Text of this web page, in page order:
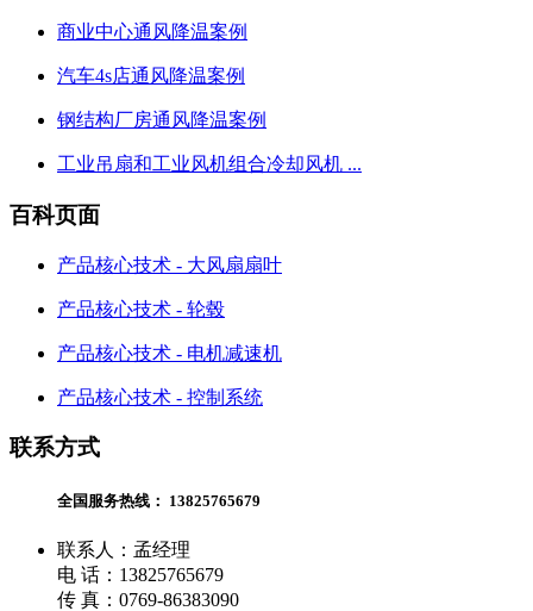
商业中心通风降温案例
汽车4s店通风降温案例
钢结构厂房通风降温案例
工业吊扇和工业风机组合冷却风机 ...
百科页面
产品核心技术 - 大风扇扇叶
产品核心技术 - 轮毂
产品核心技术 - 电机减速机
产品核心技术 - 控制系统
联系方式
全国服务热线： 13825765679
联系人：孟经理
电 话：13825765679
传 真：0769-86383090